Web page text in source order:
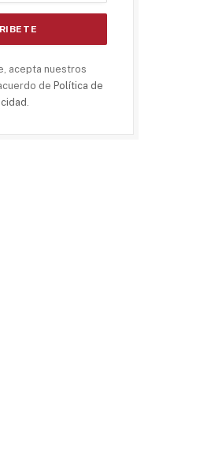
acepta nuestros
de Política de